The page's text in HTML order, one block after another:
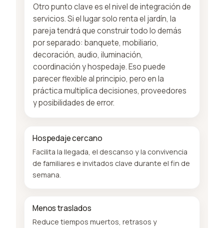
Otro punto clave es el nivel de integración de
servicios. Si el lugar solo renta el jardín, la
pareja tendrá que construir todo lo demás
por separado: banquete, mobiliario,
decoración, audio, iluminación,
coordinación y hospedaje. Eso puede
parecer flexible al principio, pero en la
práctica multiplica decisiones, proveedores
y posibilidades de error.
Hospedaje cercano
Facilita la llegada, el descanso y la convivencia
de familiares e invitados clave durante el fin de
semana.
Menos traslados
Reduce tiempos muertos, retrasos y